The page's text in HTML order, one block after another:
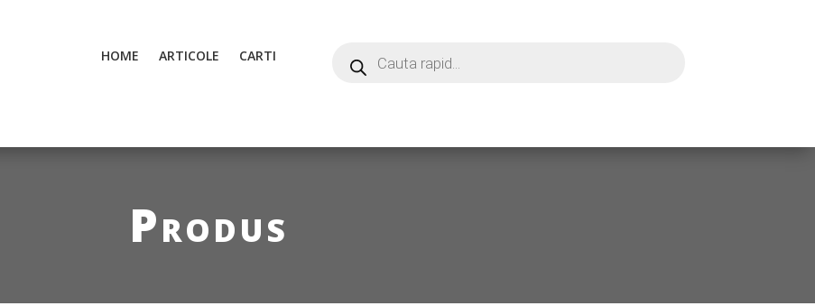
HOME ARTICOLE CARTI
Produs